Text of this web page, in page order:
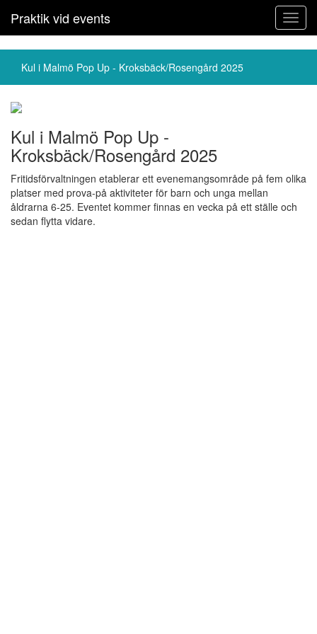
Praktik vid events
Kul i Malmö Pop Up - Kroksbäck/Rosengård 2025
Kul i Malmö Pop Up -
Kroksbäck/Rosengård 2025
Fritidsförvaltningen etablerar ett evenemangsområde på fem olika
platser med prova-på aktiviteter för barn och unga mellan
åldrarna 6-25. Eventet kommer finnas en vecka på ett ställe och
sedan flytta vidare.